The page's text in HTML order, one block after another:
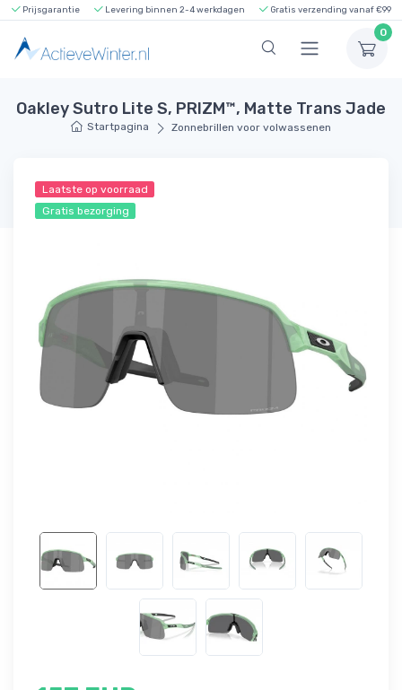
Prijsgarantie Levering binnen 2-4 werkdagen Gratis verzending vanaf €99
0
Oakley Sutro Lite S, PRIZM™, Matte Trans Jade
Startpagina Zonnebrillen voor volwassenen
Laatste op voorraad
Gratis bezorging